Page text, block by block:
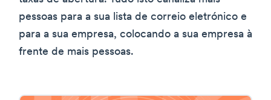
pessoas para a sua lista de correio eletrónico e
para a sua empresa, colocando a sua empresa à
frente de mais pessoas.